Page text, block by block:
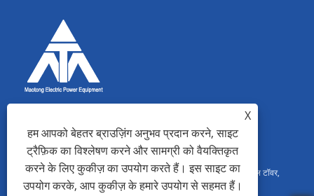
कॉपीराइट © 2022 क़िंगदाओ माओतोंग पावर इक्विपमेंट कंपनी लिमिटेड - एंगल स्टील टॉवर,
X
हम आपको बेहतर ब्राउज़िंग अनुभव प्रदान करने, साइट
ट्रैफ़िक का विश्लेषण करने और सामग्री को वैयक्तिकृत
करने के लिए कुकीज़ का उपयोग करते हैं। इस साइट का
उपयोग करके, आप कुकीज़ के हमारे उपयोग से सहमत हैं।